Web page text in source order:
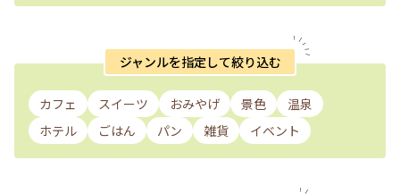
ジャンルを指定して絞り込む
カフェ スイーツ おみやげ 景色
温泉
ホテル
ごはん パン 雑貨 イベント